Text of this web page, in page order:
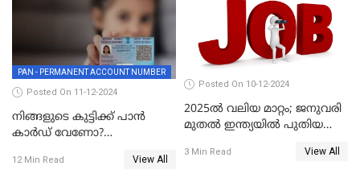
PAN - PERMANENT ACCOUNT NUMBER
Posted On 11-12-2024
നിങ്ങളുടെ കുട്ടിക്ക് പാൻ
കാർഡ് വേണോ?
എങ്ങനെയാണെന്ന് നോക്കാം
12 Min Read View All
Posted On 10-12-2024
2025ൽ വലിയ മാറ്റം; ജനുവരി
മുതൽ ഇന്ത്യയിൽ പുതിയ
3 Min Read View All